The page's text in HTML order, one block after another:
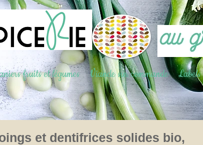
fruits et légumes Viande sur commande
et dentifrices solides bio,